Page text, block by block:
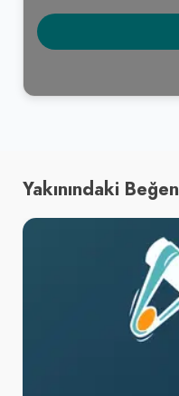
Yakınındaki